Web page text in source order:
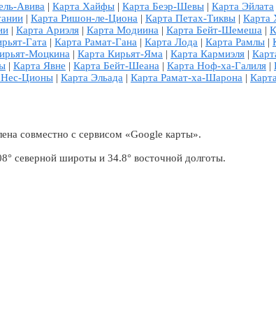
Авива | Карта Хайфы | Карта Беэр-Шевы | Карта Эйлата
| Карта Ришон-ле-Циона | Карта Петах-Тиквы | Карта
| Карта Ариэля | Карта Модиина | Карта Бейт-Шемеша |
Гата | Карта Рамат-Гана | Карта Лода | Карта Рамлы |
Моцкина | Карта Кирьят-Яма | Карта Кармиэля |
| Карта Явне | Карта Бейт-Шеана | Карта Ноф-ха-Галиля |
Нес-Ционы | Карта Эльада | Карта Рамат-ха-Шарона |
совместно с сервисом «Google карты».
северной широты и 34.8° восточной долготы.